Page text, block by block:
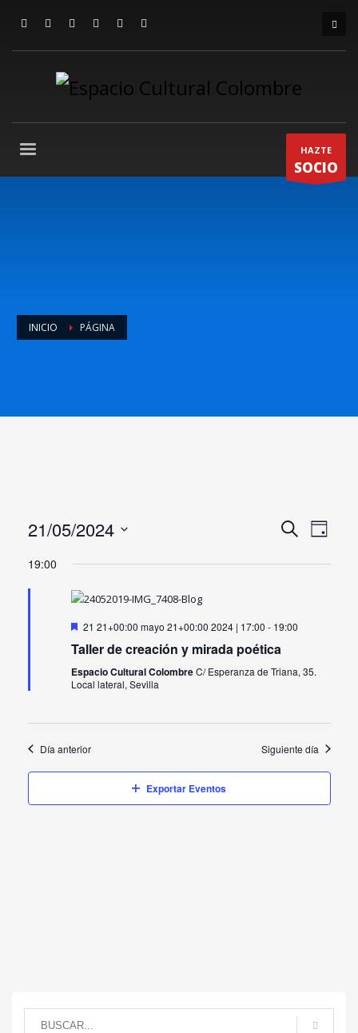
HAZTE
SOCIO
INICIO PÁGINA
de
y
vistas
Buscar
de
Día
21/05/2024
fecha.
19:00
Destacado
21 21+00:00 mayo 21+00:00 2024 | 17:00 - 19:00
Taller de creación y mirada poética
Espacio Cultural ColombreC/ Esperanza de Triana, 35.
Local lateral, Sevilla
Día anterior Siguiente día
Exportar Eventos